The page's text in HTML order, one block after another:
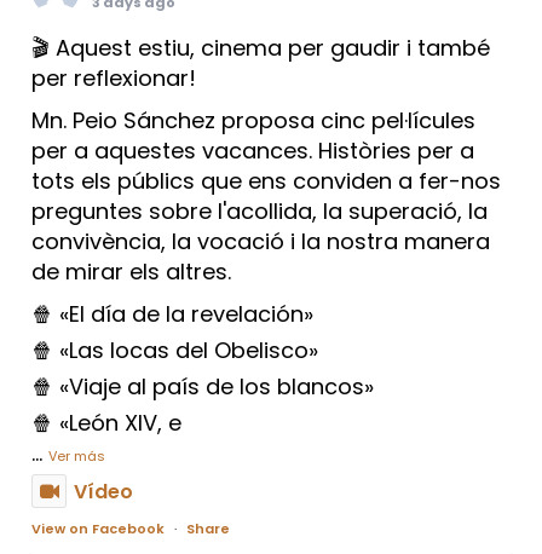
🎬 Aquest estiu, cinema per gaudir i també
per reflexionar!
Mn. Peio Sánchez proposa cinc pel·lícules
per a aquestes vacances. Històries per a
tots els públics que ens conviden a fer-nos
preguntes sobre l'acollida, la superació, la
convivència, la vocació i la nostra manera
de mirar els altres.
🍿 «El día de la revelación»
🍿 «Las locas del Obelisco»
🍿 «Viaje al país de los blancos»
🍿 «León XIV, e
... Ver más
Vídeo
View on Facebook · Share